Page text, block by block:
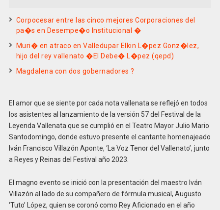
Corpocesar entre las cinco mejores Corporaciones del
pa�s en Desempe�o Institucional �
Muri� en atraco en Valledupar Elkin L�pez Gonz�lez,
hijo del rey vallenato �El Debe� L�pez (qepd)
Magdalena con dos gobernadores ?
El amor que se siente por cada nota vallenata se reflejó en todos
los asistentes al lanzamiento de la versión 57 del Festival de la
Leyenda Vallenata que se cumplió en el Teatro Mayor Julio Mario
Santodomingo, donde estuvo presente el cantante homenajeado
Iván Francisco Villazón Aponte, ‘La Voz Tenor del Vallenato’, junto
a Reyes y Reinas del Festival año 2023.
El magno evento se inició con la presentación del maestro Iván
Villazón al lado de su compañero de fórmula musical, Augusto
‘Tuto’ López, quien se coronó como Rey Aficionado en el año